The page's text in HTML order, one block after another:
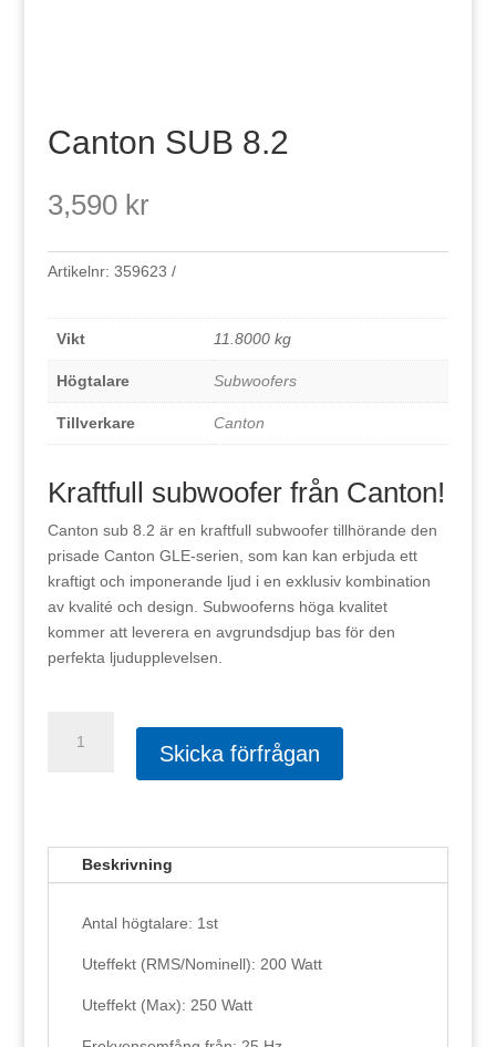
Canton SUB 8.2
3,590 kr
Artikelnr: 359623
Vikt 11.8000 kg
Högtalare Subwoofers
Tillverkare Canton
Kraftfull subwoofer från Canton!
Canton sub 8.2 är en kraftfull subwoofer tillhörande den
prisade Canton GLE-serien, som kan kan erbjuda ett
kraftigt och imponerande ljud i en exklusiv kombination
av kvalité och design. Subwooferns höga kvalitet
kommer att leverera en avgrundsdjup bas för den
perfekta ljudupplevelsen.
Skicka förfrågan
Beskrivning
Antal högtalare: 1st
Uteffekt (RMS/Nominell): 200 Watt
Uteffekt (Max): 250 Watt